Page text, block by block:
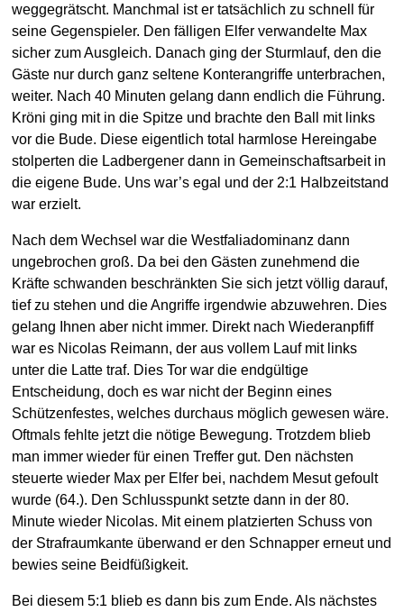
weggegrätscht. Manchmal ist er tatsächlich zu schnell für
seine Gegenspieler. Den fälligen Elfer verwandelte Max
sicher zum Ausgleich. Danach ging der Sturmlauf, den die
Gäste nur durch ganz seltene Konterangriffe unterbrachen,
weiter. Nach 40 Minuten gelang dann endlich die Führung.
Kröni ging mit in die Spitze und brachte den Ball mit links
vor die Bude. Diese eigentlich total harmlose Hereingabe
stolperten die Ladbergener dann in Gemeinschaftsarbeit in
die eigene Bude. Uns war’s egal und der 2:1 Halbzeitstand
war erzielt.
Nach dem Wechsel war die Westfaliadominanz dann
ungebrochen groß. Da bei den Gästen zunehmend die
Kräfte schwanden beschränkten Sie sich jetzt völlig darauf,
tief zu stehen und die Angriffe irgendwie abzuwehren. Dies
gelang Ihnen aber nicht immer. Direkt nach Wiederanpfiff
war es Nicolas Reimann, der aus vollem Lauf mit links
unter die Latte traf. Dies Tor war die endgültige
Entscheidung, doch es war nicht der Beginn eines
Schützenfestes, welches durchaus möglich gewesen wäre.
Oftmals fehlte jetzt die nötige Bewegung. Trotzdem blieb
man immer wieder für einen Treffer gut. Den nächsten
steuerte wieder Max per Elfer bei, nachdem Mesut gefoult
wurde (64.). Den Schlusspunkt setzte dann in der 80.
Minute wieder Nicolas. Mit einem platzierten Schuss von
der Strafraumkante überwand er den Schnapper erneut und
bewies seine Beidfüßigkeit.
Bei diesem 5:1 blieb es dann bis zum Ende. Als nächstes